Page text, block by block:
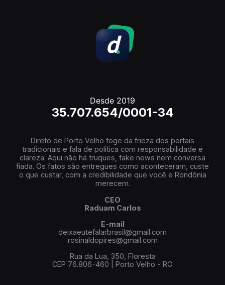
Desde 2019
35.707.654/0001-34
Direto de Porto Velho foge da frieza dos portais
tradicionais e fala de política com responsabilidade e
clareza. Aqui não há truques, fake news nem conversa
fiada. Os fatos são entregues como aconteceram, custe
o que custar, com a credibilidade que você e Rondônia
merecem.
CEO
Raduam Carlos
E-mail
deixaeutefalarbrasil@gmail.com
rosinaldopires@gmail.com
Rua da Lua, 350, Floresta
CEP 76.806-460 | Porto Velho - RO